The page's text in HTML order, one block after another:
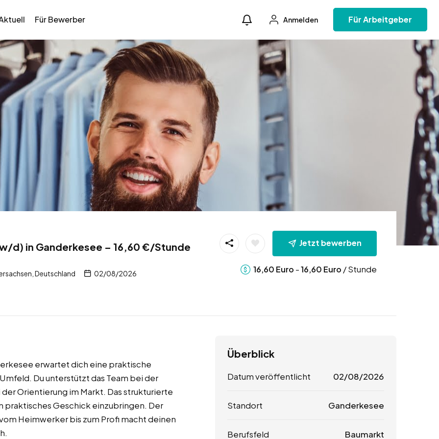
Für Bewerber Anmelden Für Arbeitgeber
d) in Ganderkesee – 16,60 €/Stunde
Deutschland 02/08/2026
Jetzt bewerben
16,60 Euro -16,60 Euro / Stunde
erwartet dich eine praktische
Du unterstützt das Team bei der
Orientierung im Markt. Das strukturierte
Geschick einzubringen. Der
Heimwerker bis zum Profi macht deinen
Überblick
Datum veröffentlicht 02/08/2026
Standort Ganderkesee
Berufsfeld Baumarkt